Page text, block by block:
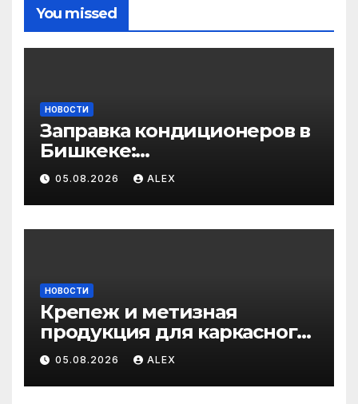
You missed
НОВОСТИ
Заправка кондиционеров в
Бишкеке:
профессиональные услуги
для дома и авто
05.08.2026 ALEX
НОВОСТИ
Крепеж и метизная
продукция для каркасного
и загородного
строительства: от
саморезов до анкеров
05.08.2026 ALEX